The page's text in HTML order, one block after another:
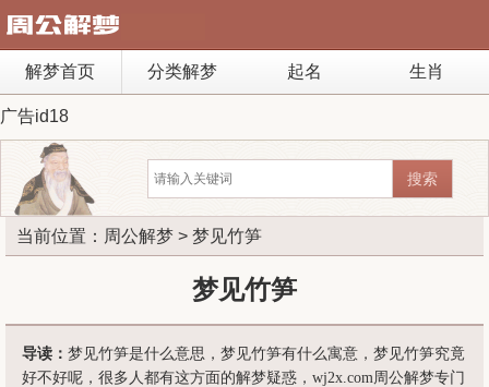
解梦首页 分类解梦 起名 生肖
广告id18
当前位置： 周公解梦 > 梦见竹笋
梦见竹笋
导读： 梦见竹笋是什么意思，梦见竹笋有什么寓意，梦见竹笋究竟
好不好呢，很多人都有这方面的解梦疑惑，wj2x.com周公解梦专门